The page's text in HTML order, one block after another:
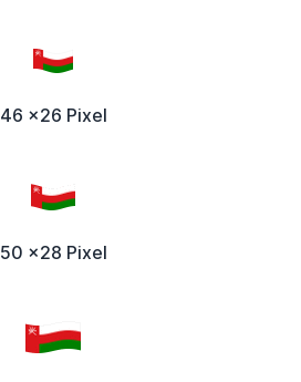
46 x26 Pixel
50 x28 Pixel